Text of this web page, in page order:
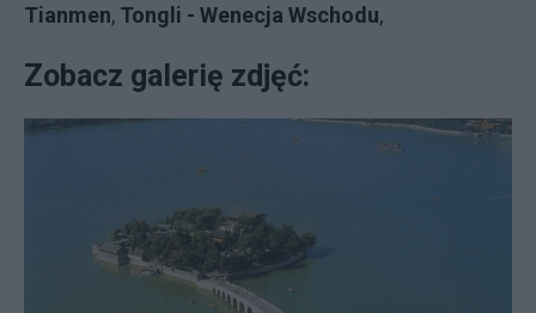
Tianmen, Tongli - Wenecja Wschodu,
Zobacz galerię zdjęć: